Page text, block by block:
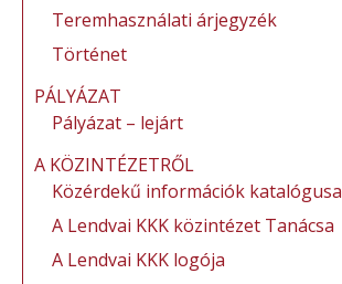
Teremhasználati árjegyzék
Történet
PÁLYÁZAT
Pályázat – lejárt
A KÖZINTÉZETRŐL
Közérdekű információk katalógusa
A Lendvai KKK közintézet Tanácsa
A Lendvai KKK logója